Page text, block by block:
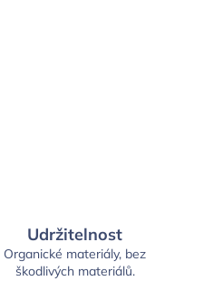
Udržitelnost
Organické materiály, bez
škodlivých materiálů.